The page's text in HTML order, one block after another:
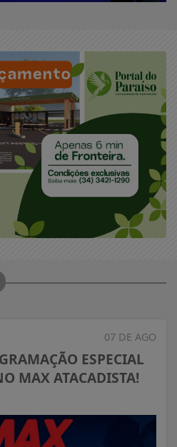
07 DE AGO
ESPECIAL
MAX ATACADISTA!